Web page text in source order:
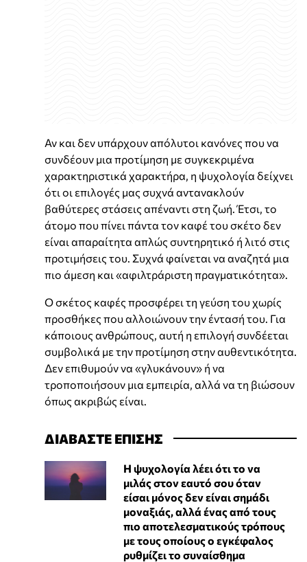
Αν και δεν υπάρχουν απόλυτοι κανόνες που να
συνδέουν μια προτίμηση με συγκεκριμένα
χαρακτηριστικά χαρακτήρα, η ψυχολογία δείχνει
ότι οι επιλογές μας συχνά αντανακλούν
βαθύτερες στάσεις απέναντι στη ζωή. Έτσι, το
άτομο που πίνει πάντα τον καφέ του σκέτο δεν
είναι απαραίτητα απλώς συντηρητικό ή λιτό στις
προτιμήσεις του. Συχνά φαίνεται να αναζητά μια
πιο άμεση και «αφιλτράριστη πραγματικότητα».
Ο σκέτος καφές προσφέρει τη γεύση του χωρίς
προσθήκες που αλλοιώνουν την έντασή του. Για
κάποιους ανθρώπους, αυτή η επιλογή συνδέεται
συμβολικά με την προτίμηση στην αυθεντικότητα.
Δεν επιθυμούν να «γλυκάνουν» ή να
τροποποιήσουν μια εμπειρία, αλλά να τη βιώσουν
όπως ακριβώς είναι.
ΔΙΑΒΑΣΤΕ ΕΠΙΣΗΣ
Η ψυχολογία λέει ότι το να
μιλάς στον εαυτό σου όταν
είσαι μόνος δεν είναι σημάδι
μοναξιάς, αλλά ένας από τους
πιο αποτελεσματικούς τρόπους
με τους οποίους ο εγκέφαλος
ρυθμίζει το συναίσθημα